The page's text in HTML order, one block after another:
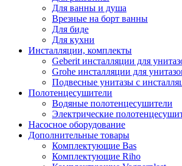
Для ванны и душа
Врезные на борт ванны
Для биде
Для кухни
Инсталляции, комплекты
Geberit инсталляции для
Grohe инсталляции для
Подвесные унитазы с
Полотенцесушители
Водяные полотенцесушители
Электрические
Насосное оборудование
Дополнительные товары
Комплектующие Bas
Комплектующие Riho